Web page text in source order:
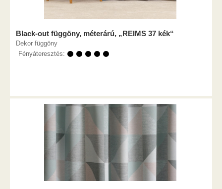
Black-out függöny, méterárú, „REIMS 37 kék“
Dekor függöny
Fényáteresztés: ⚫ ⚫ ⚫ ⚫ ⚫